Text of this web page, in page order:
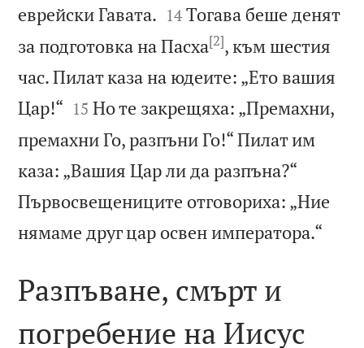
еврейски Гавата. 

14 Тогава беше денят
за подготовка на Пасха[2], към шестия
час. Пилат каза на юдеите: „Ето вашия
Цар!“ 

15 Но те закрещяха: „Премахни,
премахни Го, разпъни Го!“ Пилат им
каза: „Вашия Цар ли да разпъна?“
Първосвещениците отговориха: „Ние
нямаме друг цар освен императора.“
Разпъване, смърт и
погребение на Иисус